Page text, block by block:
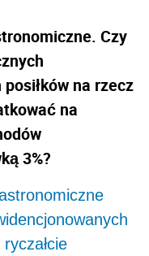
Czy
na rzecz
na
3%?